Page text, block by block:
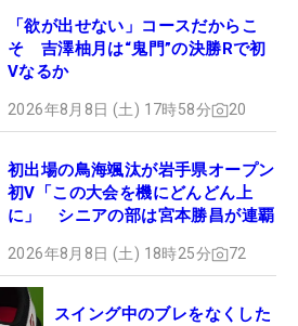
「欲が出せない」コースだからこ
そ 吉澤柚月は“鬼門”の決勝Rで初
Vなるか
2026年8月8日 (土) 17時58分 20
初出場の鳥海颯汰が岩手県オープン
初V「この大会を機にどんどん上
に」 シニアの部は宮本勝昌が連覇
2026年8月8日 (土) 18時25分 72
スイング中のブレをなくした